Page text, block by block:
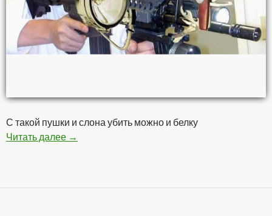
С такой пушки и слона убить можно и белку
Читать далее Кетаец жжот
→